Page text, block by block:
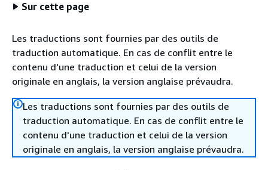
Sur cette page
Les traductions sont fournies par des outils de
traduction automatique. En cas de conflit entre le
contenu d'une traduction et celui de la version
originale en anglais, la version anglaise prévaudra.
Les traductions sont fournies par des outils de
traduction automatique. En cas de conflit entre le
contenu d'une traduction et celui de la version
originale en anglais, la version anglaise prévaudra.